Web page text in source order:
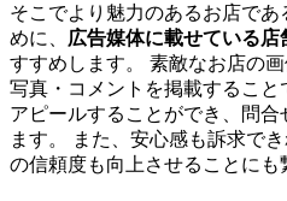
そこでより魅力のあるお店で
めに、 広告媒体に載せている店
すすめします。 素敵なお店の
写真・コメントを掲載するこ
アピールすることができ、問
ます。 また、安心感も訴求で
の信頼度も向上させることにも